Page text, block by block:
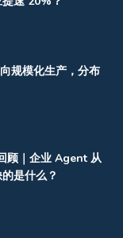
规模化生产，分布
顾｜企业 Agent 从
是什么？